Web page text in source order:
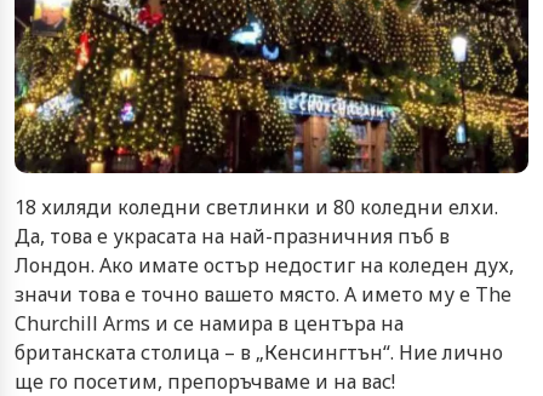
18 хиляди коледни светлинки и 80 коледни елхи.
Да, това е украсата на най-празничния пъб в
Лондон. Ако имате остър недостиг на коледен дух,
значи това е точно вашето място. А името му е The
Churchill Arms и се намира в центъра на
британската столица – в „Кенсингтън“. Ние лично
ще го посетим, препоръчваме и на вас!